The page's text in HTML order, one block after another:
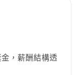
，薪酬結構透